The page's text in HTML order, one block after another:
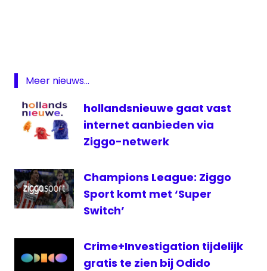
televisie
zenders
Meer nieuws...
hollandsnieuwe gaat vast
internet aanbieden via
Ziggo-netwerk
Champions League: Ziggo
Sport komt met ‘Super
Switch’
Crime+Investigation tijdelijk
gratis te zien bij Odido